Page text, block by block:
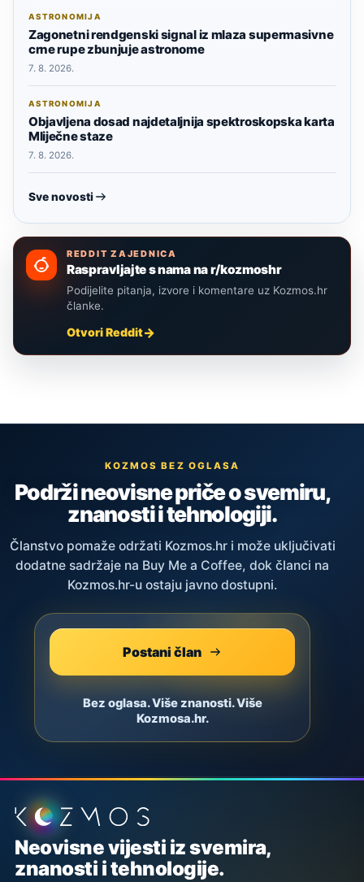
ASTRONOMIJA
Zagonetni rendgenski signal iz mlaza supermasivne
crne rupe zbunjuje astronome
7. 8. 2026.
ASTRONOMIJA
Objavljena dosad najdetaljnija spektroskopska karta
Mliječne staze
7. 8. 2026.
Sve novosti
REDDIT ZAJEDNICA
Raspravljajte s nama na r/kozmoshr
Podijelite pitanja, izvore i komentare uz Kozmos.hr
članke.
Otvori Reddit
KOZMOS BEZ OGLASA
Podrži neovisne priče o svemiru,
znanosti i tehnologiji.
Članstvo pomaže održati Kozmos.hr i može uključivati
dodatne sadržaje na Buy Me a Coffee, dok članci na
Kozmos.hr-u ostaju javno dostupni.
Postani član
Bez oglasa. Više znanosti. Više
Kozmosa.hr.
Podnožje stranice
Neovisne vijesti iz svemira,
znanosti i tehnologije.